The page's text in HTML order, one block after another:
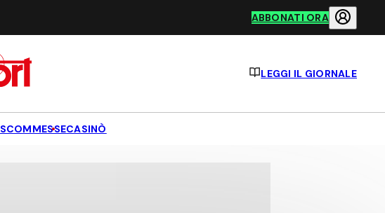
ABBONATI ORA
LEGGI IL GIORNALE
SCOMMESSECASINÒ